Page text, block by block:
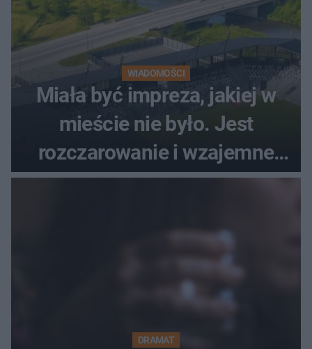
WIADOMOŚCI
Miała być impreza, jakiej w
mieście nie było. Jest
rozczarowanie i wzajemne
obwinianie. Dlaczego Peak
DRAMAT